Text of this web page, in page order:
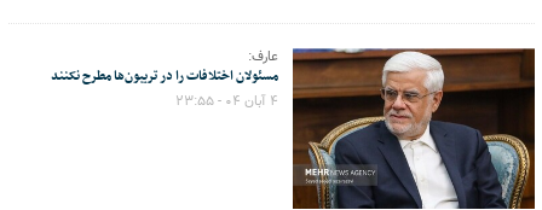
عارف:
مسئولان اختلافات را در تریبون‌ها مطرح نکنند
۴ آبان ۰۴ - ۲۳:۵۵